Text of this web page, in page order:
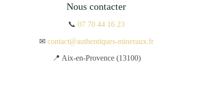
Nous contacter
📞07 70 44 16 23
✉contact@authentiques-mineraux.fr
📍 Aix-en-Provence (13100)